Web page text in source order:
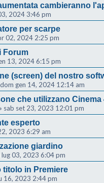
cambieranno
2024 3:46 pm
per scarpe
02, 2024 2:25 pm
Forum
13, 2024 6:15 pm
(screen) del nostro
dom gen 14, 2024 12:14 am
che utilizzano Cinema
» sab set 23, 2023 12:01 pm
esperto
2023 6:29 am
giardino
lug 03, 2023 6:04 pm
in Premiere
16, 2023 2:44 pm